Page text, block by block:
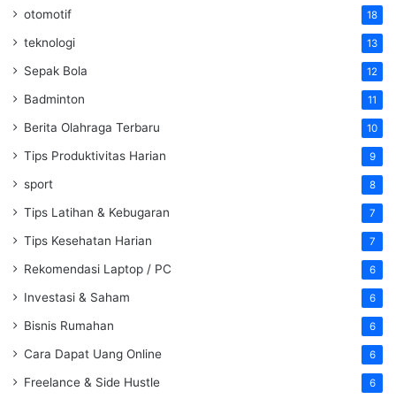
otomotif 18
teknologi 13
Sepak Bola 12
Badminton 11
Berita Olahraga Terbaru 10
Tips Produktivitas Harian 9
sport 8
Tips Latihan & Kebugaran 7
Tips Kesehatan Harian 7
Rekomendasi Laptop / PC 6
Investasi & Saham 6
Bisnis Rumahan 6
Cara Dapat Uang Online 6
Freelance & Side Hustle 6